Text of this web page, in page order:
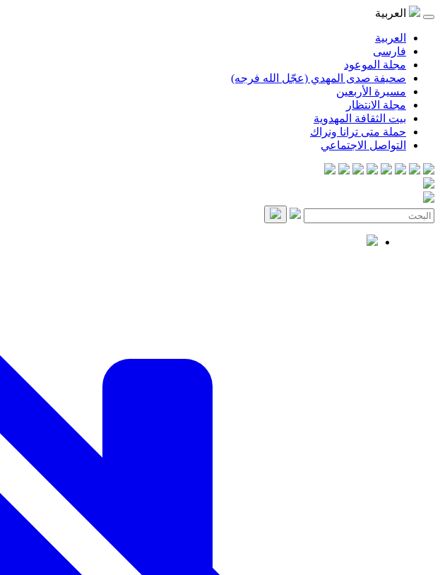
العربية
العربية
فارسی
مجلة الموعود
صحيفة صدى المهدي (عجّل الله فرجه)
مسيرة الأربعين
مجلة الانتظار
بيت الثقافة المهدوية
حملة متى ترانا ونراك
التواصل الاجتماعي